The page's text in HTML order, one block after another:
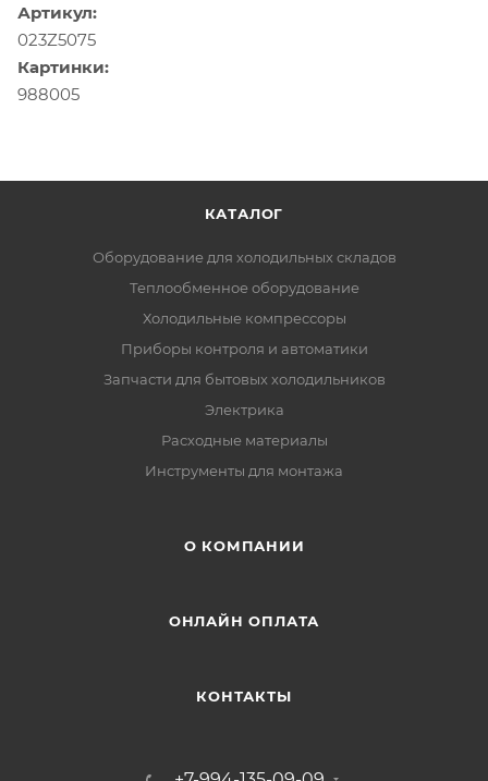
Артикул:
023Z5075
Картинки:
988005
КАТАЛОГ
Оборудование для холодильных складов
Теплообменное оборудование
Холодильные компрессоры
Приборы контроля и автоматики
Запчасти для бытовых холодильников
Электрика
Расходные материалы
Инструменты для монтажа
О КОМПАНИИ
ОНЛАЙН ОПЛАТА
КОНТАКТЫ